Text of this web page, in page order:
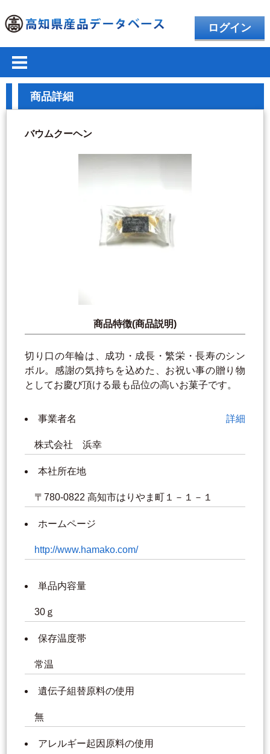
ログイン
商品詳細
バウムクーヘン
商品特徴(商品説明)
切り口の年輪は、成功・成長・繁栄・長寿のシン
ボル。感謝の気持ちを込めた、お祝い事の贈り物
としてお慶び頂ける最も品位の高いお菓子です。
事業者名 詳細
株式会社 浜幸
本社所在地
〒780-0822 高知市はりやま町１－１－１
ホームページ
http://www.hamako.com/
単品内容量
30ｇ
保存温度帯
常温
遺伝子組替原料の使用
無
アレルギー起因原料の使用